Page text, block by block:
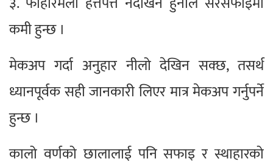
कमी हुन्छ ।
मेकअप गर्दा अनुहार नीलो देखिन सक्छ, तसर्थ
ध्यानपूर्वक सही जानकारी लिएर मात्र मेकअप गर्नुपर्ने
हुन्छ ।
कालो वर्णको छालालाई पनि सफाइ र स्थाहारको